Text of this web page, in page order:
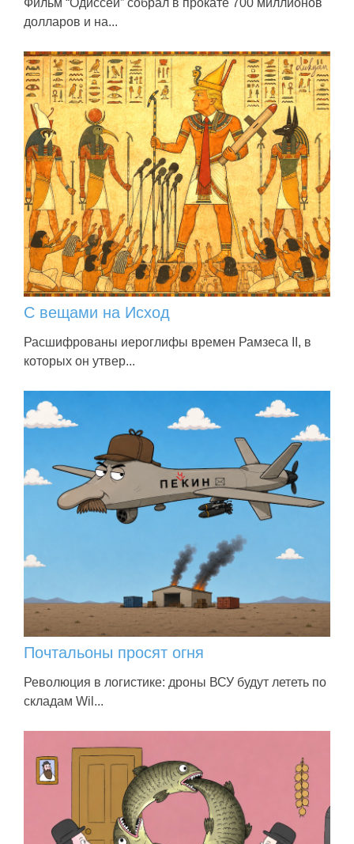
Фильм “Одиссей” собрал в прокате 700 миллионов
долларов и на...
С вещами на Исход
Расшифрованы иероглифы времен Рамзеса II, в
которых он утвер...
Почтальоны просят огня
Революция в логистике: дроны ВСУ будут лететь по
складам Wil...